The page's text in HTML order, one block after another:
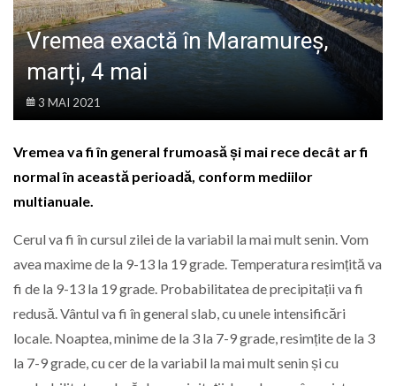
Vremea exactă în Maramureș,
marți, 4 mai
3 MAI 2021
Vremea va fi în general frumoasă și mai rece decât ar fi
normal în această perioadă, conform mediilor
multianuale.
Cerul va fi în cursul zilei de la variabil la mai mult senin. Vom
avea maxime de la 9-13 la 19 grade. Temperatura resimțită va
fi de la 9-13 la 19 grade. Probabilitatea de precipitații va fi
redusă. Vântul va fi în general slab, cu unele intensificări
locale. Noaptea, minime de la 3 la 7-9 grade, resimțite de la 3
la 7-9 grade, cu cer de la variabil la mai mult senin și cu